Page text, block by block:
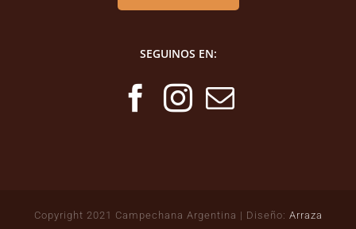
SEGUINOS EN:
Copyright 2021 Campechana Argentina | Diseño: Arraza